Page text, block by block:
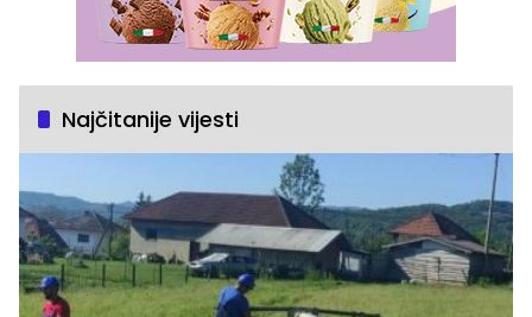
Najčitanije vijesti